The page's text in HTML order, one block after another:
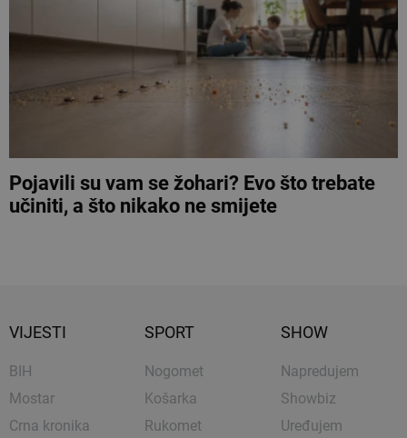
Pojavili su vam se žohari? Evo što trebate
učiniti, a što nikako ne smijete
VIJESTI
BIH
Mostar
Crna kronika
SPORT
Nogomet
Košarka
Rukomet
SHOW
Napredujem
Showbiz
Uređujem